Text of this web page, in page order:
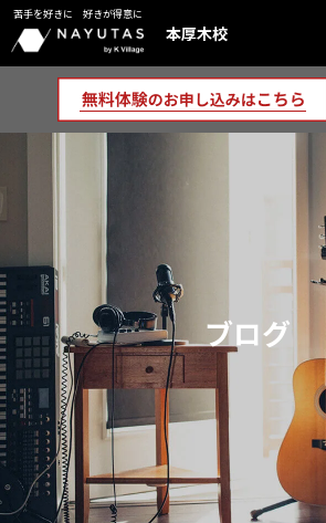
苦手を好きに 好きが得意に
本厚木校
ブログ